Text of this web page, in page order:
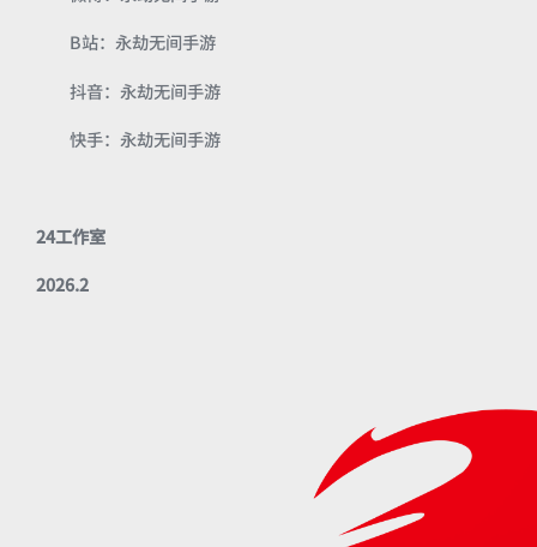
B站：永劫无间手游
抖音：永劫无间手游
快手：永劫无间手游
24工作室
2026.2